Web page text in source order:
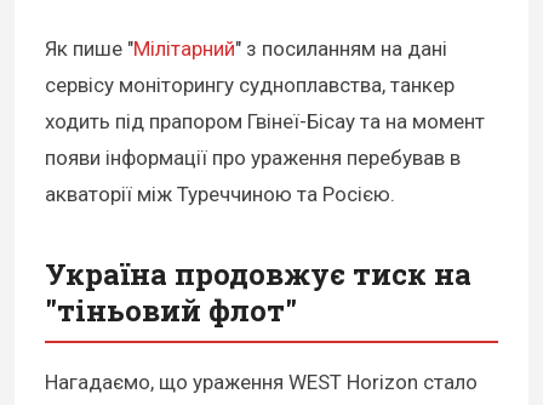
Як пише "Мілітарний" з посиланням на дані
сервісу моніторингу судноплавства, танкер
ходить під прапором Гвінеї-Бісау та на момент
появи інформації про ураження перебував в
акваторії між Туреччиною та Росією.
Україна продовжує тиск на
"тіньовий флот"
Нагадаємо, що ураження WEST Horizon стало